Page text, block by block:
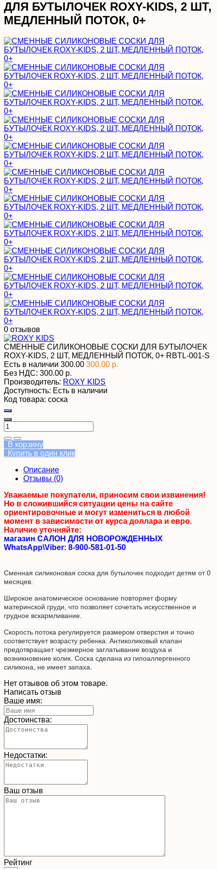
ДЛЯ БУТЫЛОЧЕК ROXY-KIDS, 2 ШТ,
МЕДЛЕННЫЙ ПОТОК, 0+
0 отзывов
СМЕННЫЕ СИЛИКОНОВЫЕ СОСКИ ДЛЯ БУТЫЛОЧЕК
ROXY-KIDS, 2 ШТ, МЕДЛЕННЫЙ ПОТОК, 0+ RBTL-001-S
Есть в наличии 300.00 300.00 р.
Без НДС: 300.00 р.
Производитель: ROXY KIDS
Доступность: Есть в наличии
Код товара: соска
В корзину
Купить в один клик
Описание
Отзывы (0)
Уважаемые покупатели, приносим свои извинения!
Но в сложившийся ситуации цены на сайте
ориентировочные и могут измениться в любой
момент в зависимости от курса доллара и евро.
Наличие уточняйте:
магазин САЛОН ДЛЯ НОВОРОЖДЕННЫХ
WhatsApp\Viber: 8-900-581-01-50
Сменная силиконовая соска для бутылочек подходит детям от 0
месяцев.
Широкое анатомическое основание повторяет форму
материнской груди, что позволяет сочетать искусственное и
грудное вскармливание.
Скорость потока регулируется размером отверстия и точно
соответствует возрасту ребенка. Антиколиковый клапан
предотвращает чрезмерное заглатывание воздуха и
возникновение колик. Соска сделана из гипоаллергенного
силикона, не имеет запаха.
Нет отзывов об этом товаре.
Написать отзыв
Ваше имя:
Достоинства:
Недостатки:
Ваш отзыв
Рейтинг